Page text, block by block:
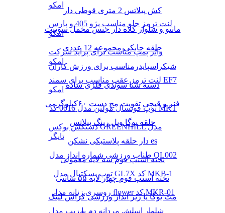
امکو
لنت ترمز جلو مناسب پژو 405 و پارس
امکو
واتر پمپ مناسب برای پراید شرکت
امکو
لنت ترمز عقب مناسب برای سمند EF7
امکو
توپ فوتسال مولتن مدل 0016 کد MKT
دستکش بوکس GREENHILL مدل
تایگر
طناب ورزشی شماره انداز مدل QL002
توپ بسکتبال مدل GL7X کد MKB-1
روسری زنانه مدل flower کد MKR-01
شلوار اسلش مردانه دم پا زیپ مدل
کش پیلاتس 2 متری قوطی دار
مانتو و شلوار کلاه دار جنس مخمل سوییت
حلقه چابکی مجموعه 12 عددی
شیکراسپایدرمناسب برای ورزش کاران
دسته شنا سوئدی فلزی ساده
فنر و قیچی تقویت مچ دست ۶۰کیلوگرمی
حلقه یوگا ویل رینگ پیلاتس
دار حلقه پلاستیکی نشکن es
تخته استپ فوم سه لایه معمولی
تخته استپ فوم چهار لایه ۵۵ سانتی
مت یوگا یا زیر انداز ورزشی کراس لینک